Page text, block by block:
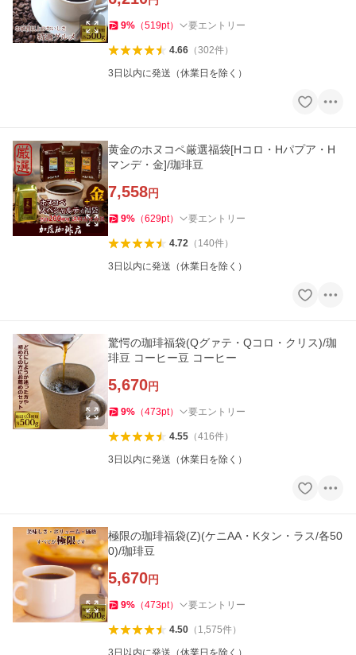
9% （519pt） 要エントリー
4.66（302件）
3日以内に発送（休業日を除く）
黄金のホヌコペ厳選福袋[Hコロ・Hパプア・H
マンデ・金]/珈琲豆
7,558円
9% （629pt） 要エントリー
4.72（ 140件）
3日以内に発送（休業日を除く）
驚愕の珈琲福袋(Qグァテ・Qコロ・クリス)/珈
琲豆 コーヒー豆 コーヒー
5,670円
9% （473pt） 要エントリー
4.55（416件）
3日以内に発送（休業日を除く）
極限の珈琲福袋(Z)(ケニAA・Kタン・ラス/各50
0)/珈琲豆
5,670円
9% （473pt） 要エントリー
4.50（ 1,575件）
3日以内に発送（休業日を除く）